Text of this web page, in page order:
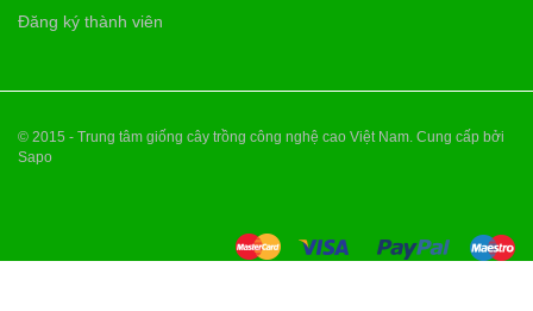
Đăng ký thành viên
© 2015 - Trung tâm giống cây trồng công nghệ cao Việt Nam. Cung cấp bởi
Sapo